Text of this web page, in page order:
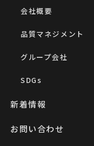
会社概要
品質マネジメント
グループ会社
SDGs
新着情報
お問い合わせ